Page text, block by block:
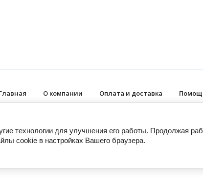
О компании Оплата и доставка
технологии для улучшения его работы. Продолжая
cookie в настройках Вашего браузера.